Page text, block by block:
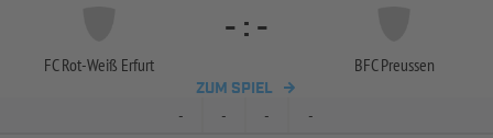
FC Rot-Weiß Erfurt
- : -
BFC Preussen
ZUM SPIEL
- - - -